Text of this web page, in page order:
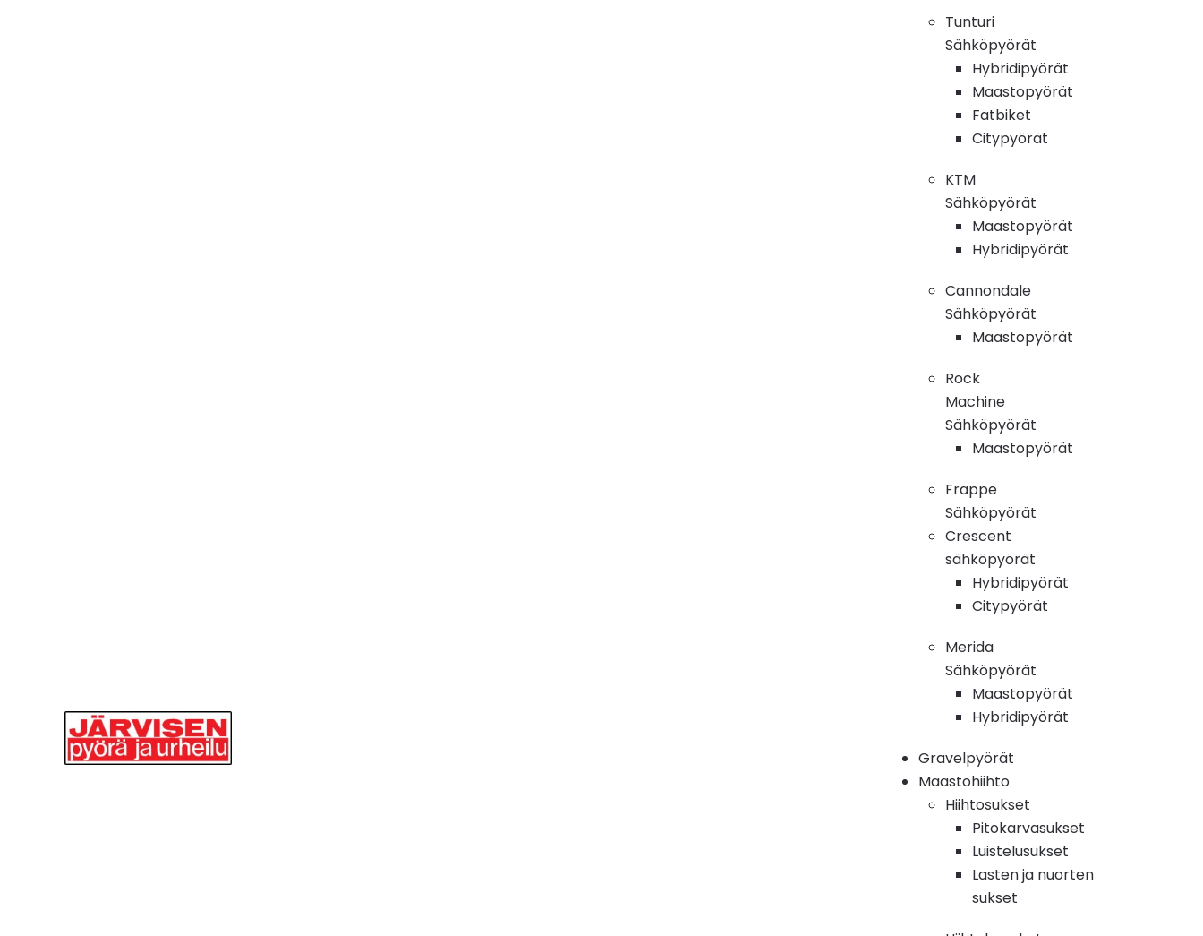
Tunturi
Sähköpyörät
Hybridipyörät
Maastopyörät
Fatbiket
Citypyörät
KTM
Sähköpyörät
Maastopyörät
Hybridipyörät
Cannondale
Sähköpyörät
Maastopyörät
Rock
Machine
Sähköpyörät
Maastopyörät
Frappe
Sähköpyörät
Crescent
sähköpyörät
Hybridipyörät
Citypyörät
Merida
Sähköpyörät
Maastopyörät
Hybridipyörät
Gravelpyörät
Maastohiihto
Hiihtosukset
Pitokarvasukset
Luistelusukset
Lasten ja nuorten
sukset